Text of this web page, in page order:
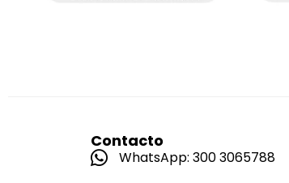
Contacto
WhatsApp: 300 3065788